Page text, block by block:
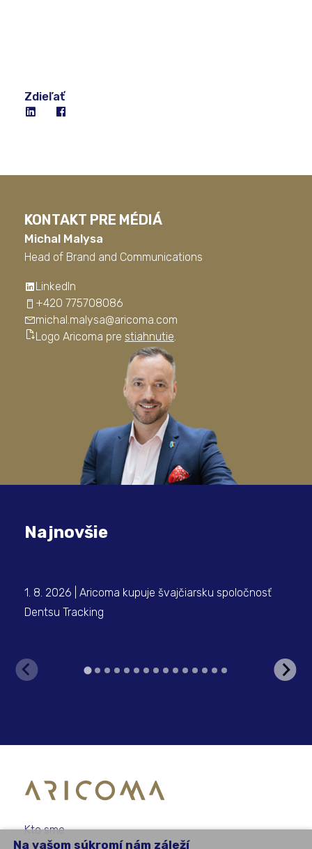
Zdieľať
KONTAKT PRE MÉDIÁ
Michal Malysa
Head of Brand and Communications
LinkedIn
+420 775708086
michal.malysa@aricoma.com
Logo Aricoma pre stiahnutie.
Najnovšie
1. 8. 2026 | Aricoma kupuje švajčiarsku spoločnosť
Dentsu Tracking
Na vašom súkromí nám záleží
Kto sme